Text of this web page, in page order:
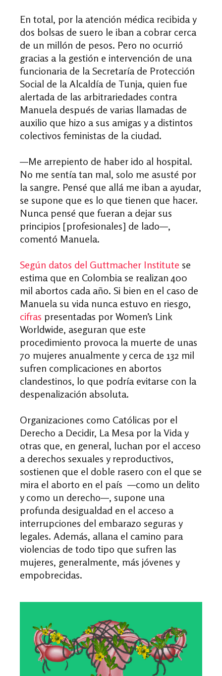
En total, por la atención médica recibida y
dos bolsas de suero le iban a cobrar cerca
de un millón de pesos. Pero no ocurrió
gracias a la gestión e intervención de una
funcionaria de la Secretaría de Protección
Social de la Alcaldía de Tunja, quien fue
alertada de las arbitrariedades contra
Manuela después de varias llamadas de
auxilio que hizo a sus amigas y a distintos
colectivos feministas de la ciudad.
—Me arrepiento de haber ido al hospital.
No me sentía tan mal, solo me asusté por
la sangre. Pensé que allá me iban a ayudar,
se supone que es lo que tienen que hacer.
Nunca pensé que fueran a dejar sus
principios [profesionales] de lado—,
comentó Manuela.
Según datos del Guttmacher Institute se
estima que en Colombia se realizan 400
mil abortos cada año. Si bien en el caso de
Manuela su vida nunca estuvo en riesgo,
cifras presentadas por Women’s Link
Worldwide, aseguran que este
procedimiento provoca la muerte de unas
70 mujeres anualmente y cerca de 132 mil
sufren complicaciones en abortos
clandestinos, lo que podría evitarse con la
despenalización absoluta.
Organizaciones como Católicas por el
Derecho a Decidir, La Mesa por la Vida y
otras que, en general, luchan por el acceso
a derechos sexuales y reproductivos,
sostienen que el doble rasero con el que se
mira el aborto en el país —como un delito
y como un derecho—, supone una
profunda desigualdad en el acceso a
interrupciones del embarazo seguras y
legales. Además, allana el camino para
violencias de todo tipo que sufren las
mujeres, generalmente, más jóvenes y
empobrecidas.